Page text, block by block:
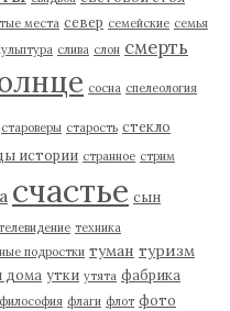
места север семейские семья
слива слон смерть
сосна спелеология
староверы старость стекло
истории странное стрим
счастье сын
техника
подростки туман туризм
дома утки утята фабрика
философия флаги флот фото